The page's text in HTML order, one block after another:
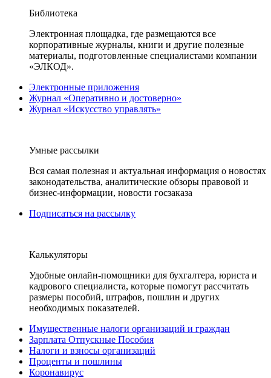
Библиотека
Электронная площадка, где размещаются все
корпоративные журналы, книги и другие полезные
материалы, подготовленные специалистами компании
«ЭЛКОД».
Электронные приложения
Журнал «Оперативно и достоверно»
Журнал «Искусство управлять»
Умные рассылки
Вся самая полезная и актуальная информация о новостях
законодательства, аналитические обзоры правовой и
бизнес-информации, новости госзаказа
Подписаться на рассылку
Калькуляторы
Удобные онлайн-помощники для бухгалтера, юриста и
кадрового специалиста, которые помогут рассчитать
размеры пособий, штрафов, пошлин и других
необходимых показателей.
Имущественные налоги организаций и граждан
Зарплата Отпускные Пособия
Налоги и взносы организаций
Проценты и пошлины
Коронавирус